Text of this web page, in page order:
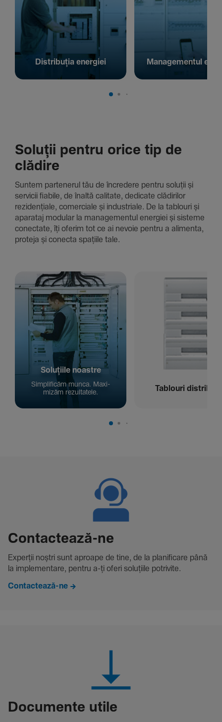
Distribuția energiei Managementul
Soluții pentru orice tip de
clădire
Suntem parte­nerul tău de încre­dere pentru soluții și
servicii fiabile, de înaltă cali­tate, dedi­cate clădi­rilor
rezi­den­țiale, comer­ciale și indus­triale. De la tablouri și
aparataj modular la managementul energiei și sisteme
conec­tate, îți oferim tot ce ai nevoie pentru a alimenta,
proteja și conecta spațiile tale.
Solu­țiile noastre
Simpli­ficăm munca. Maxi­
mizăm rezul­ta­tele.
Tablouri
Contac­tează-ne
Experții noștri sunt aproape de tine, de la plani­fi­care până
la imple­men­tare, pentru a-ți oferi solu­țiile potri­vite.
Contactează-ne
Docu­mente utile